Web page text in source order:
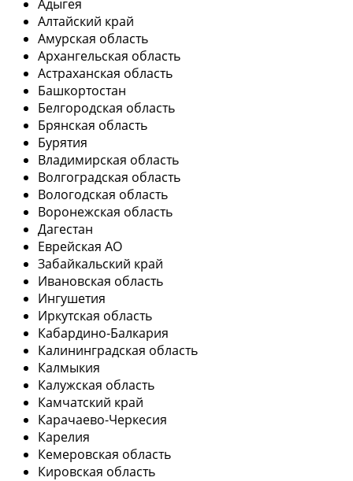
Адыгея
Алтайский край
Амурская область
Архангельская область
Астраханская область
Башкортостан
Белгородская область
Брянская область
Бурятия
Владимирская область
Волгоградская область
Вологодская область
Воронежская область
Дагестан
Еврейская АО
Забайкальский край
Ивановская область
Ингушетия
Иркутская область
Кабардино-Балкария
Калининградская область
Калмыкия
Калужская область
Камчатский край
Карачаево-Черкесия
Карелия
Кемеровская область
Кировская область